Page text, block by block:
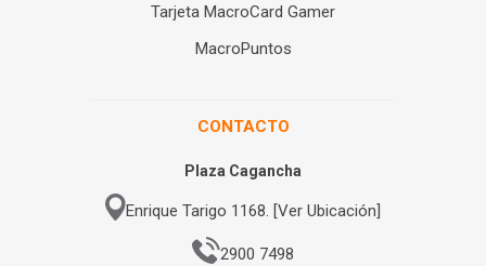
Tarjeta MacroCard Gamer
MacroPuntos
CONTACTO
Plaza Cagancha
Enrique Tarigo 1168. [Ver Ubicación]
2900 7498